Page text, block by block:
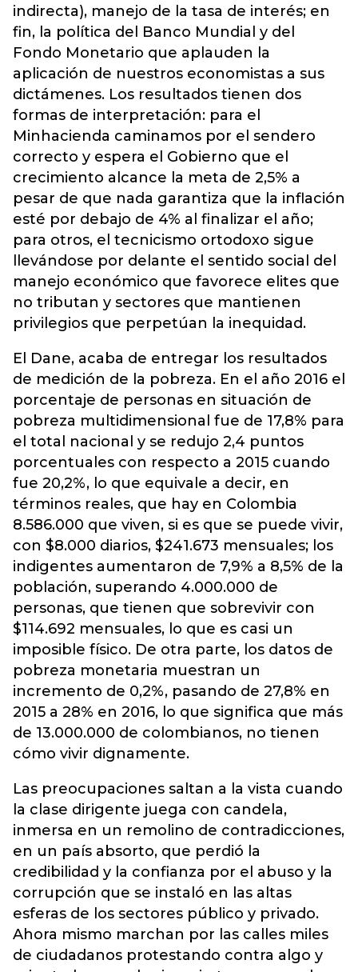
indirecta), manejo de la tasa de interés; en
fin, la política del Banco Mundial y del
Fondo Monetario que aplauden la
aplicación de nuestros economistas a sus
dictámenes. Los resultados tienen dos
formas de interpretación: para el
Minhacienda caminamos por el sendero
correcto y espera el Gobierno que el
crecimiento alcance la meta de 2,5% a
pesar de que nada garantiza que la inflación
esté por debajo de 4% al finalizar el año;
para otros, el tecnicismo ortodoxo sigue
llevándose por delante el sentido social del
manejo económico que favorece elites que
no tributan y sectores que mantienen
privilegios que perpetúan la inequidad.
El Dane, acaba de entregar los resultados
de medición de la pobreza. En el año 2016 el
porcentaje de personas en situación de
pobreza multidimensional fue de 17,8% para
el total nacional y se redujo 2,4 puntos
porcentuales con respecto a 2015 cuando
fue 20,2%, lo que equivale a decir, en
términos reales, que hay en Colombia
8.586.000 que viven, si es que se puede vivir,
con $8.000 diarios, $241.673 mensuales; los
indigentes aumentaron de 7,9% a 8,5% de la
población, superando 4.000.000 de
personas, que tienen que sobrevivir con
$114.692 mensuales, lo que es casi un
imposible físico. De otra parte, los datos de
pobreza monetaria muestran un
incremento de 0,2%, pasando de 27,8% en
2015 a 28% en 2016, lo que significa que más
de 13.000.000 de colombianos, no tienen
cómo vivir dignamente.
Las preocupaciones saltan a la vista cuando
la clase dirigente juega con candela,
inmersa en un remolino de contradicciones,
en un país absorto, que perdió la
credibilidad y la confianza por el abuso y la
corrupción que se instaló en las altas
esferas de los sectores público y privado.
Ahora mismo marchan por las calles miles
de ciudadanos protestando contra algo y